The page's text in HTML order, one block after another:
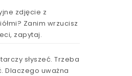
zdjęcie z
Zanim wrzucisz
zapytaj.
słyszeć. Trzeba
Dlaczego uważna